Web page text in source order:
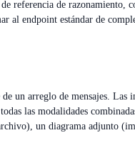
referencia de razonamiento,
endpoint estándar de
un arreglo de mensajes.
las modalidades
un diagrama adjunto